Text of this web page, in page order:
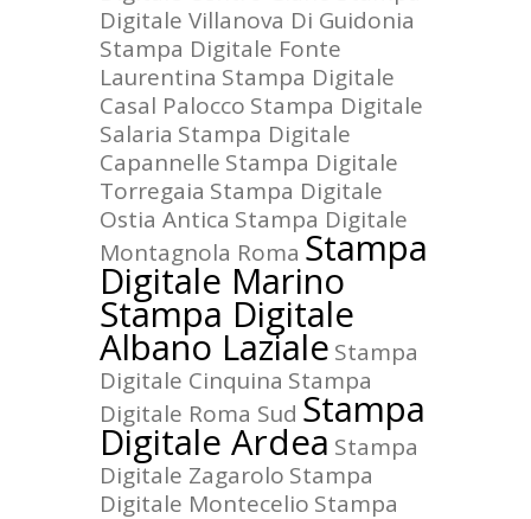
Digitale Villanova Di Guidonia
Stampa Digitale Fonte
Laurentina Stampa Digitale
Casal Palocco Stampa Digitale
Salaria Stampa Digitale
Capannelle Stampa Digitale
Torregaia Stampa Digitale
Ostia Antica Stampa Digitale
Montagnola Roma Stampa
Digitale Marino
Stampa Digitale
Albano Laziale Stampa
Digitale Cinquina Stampa
Digitale Roma Sud Stampa
Digitale Ardea Stampa
Digitale Zagarolo Stampa
Digitale Montecelio Stampa